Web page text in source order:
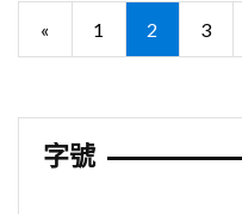
文
章
分
頁
« 1 2 3
字號